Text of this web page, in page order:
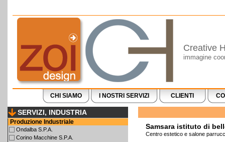
Creative
immagine
CHI SIAMO I NOSTRI SERVIZI CLIENTI
Samsara istituto di
Centro estetico e salone
SERVIZI, INDUSTRIA
Produzione Industriale
Ondalba S.P.A.
Corino Macchine S.P.A.